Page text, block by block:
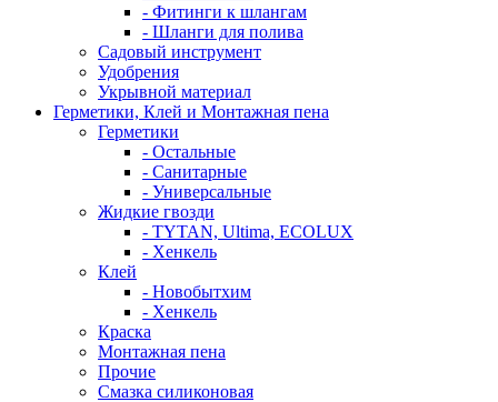
- Фитинги к шлангам
- Шланги для полива
Садовый инструмент
Удобрения
Укрывной материал
Герметики, Клей и Монтажная пена
Герметики
- Остальные
- Санитарные
- Универсальные
Жидкие гвозди
- TYTAN, Ultima, ECOLUX
- Хенкель
Клей
- Новобытхим
- Хенкель
Краска
Монтажная пена
Прочие
Смазка силиконовая